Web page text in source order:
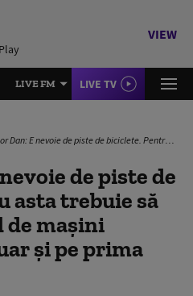
VIEW
LIVE FM LIVE TV
de piste de biciclete. Pentru asta trebuie să eliberăm orașul de mașini parcate pe trotuar și pe prima bandă
de piste de
asta trebuie să
de mașini
și pe prima